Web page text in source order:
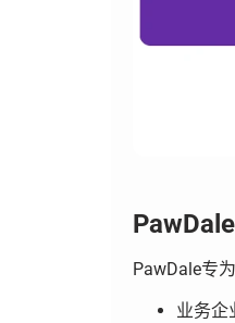
PawDale专
业务企